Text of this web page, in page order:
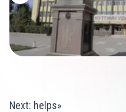
Next: helps»